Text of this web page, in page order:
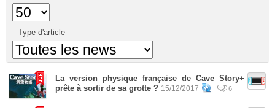
Type d'article
La version physique française de Cave Story+
prête à sortir de sa grotte ? 15/12/2017 6